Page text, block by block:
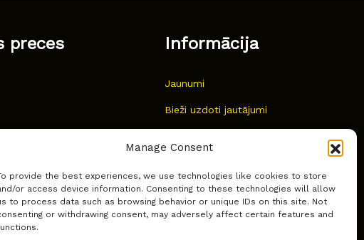
Manage Consent
provide the best experiences, we use technologies like cookies to store
or access device information. Consenting to these technologies will allow
to process data such as browsing behavior or unique IDs on this site. Not
or withdrawing consent, may adversely affect certain features and
preces Informācija
Jaunumi
Bieži uzdoti jautājumi